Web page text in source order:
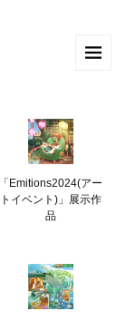
「Emitions2024(アー
トイベント)」展示作
品